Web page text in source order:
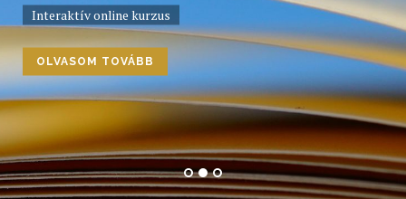
Interaktív online kurzus
OLVASOM TOVÁBB